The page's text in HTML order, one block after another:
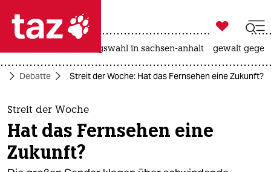
 taz zahl ich
taz zahl ich
themen
politik
öko

taz zahl ich
landtagswahl in sachsen-anhalt gewalt
Debatte Streit der Woche: Hat das Fernsehen eine Zukunft?
Streit der Woche
Hat das Fernsehen eine
Zukunft?